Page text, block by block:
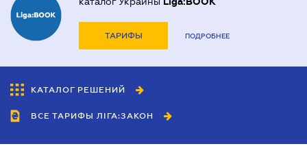
ТАРИФЫ ПОДРОБНЕЕ
КАТАЛОГ РЕШЕНИЙ
ВСЕ ТАРИФЫ ЛІГА:ЗАКОН